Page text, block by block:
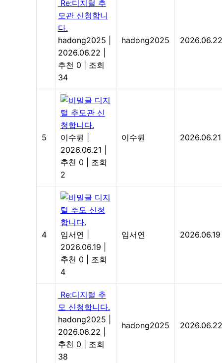
Re:디지털 추
모관 신청합니
다.
hadong2025
2026.06.22
추천 0
조회
34
hadong2025 2026.06.22
5
디지
털 추모관 신
청합니다.
이수뤈
2026.06.21
추천 0
조회
2
이수뤈 2026.06.21
4
디지
털 추모 신청
합니다.
임서연
2026.06.19
추천 0
조회
4
임서연 2026.06.19
Re:디지털 추
모 신청합니다.
hadong2025
2026.06.22
추천 0
조회
38
hadong2025 2026.06.22